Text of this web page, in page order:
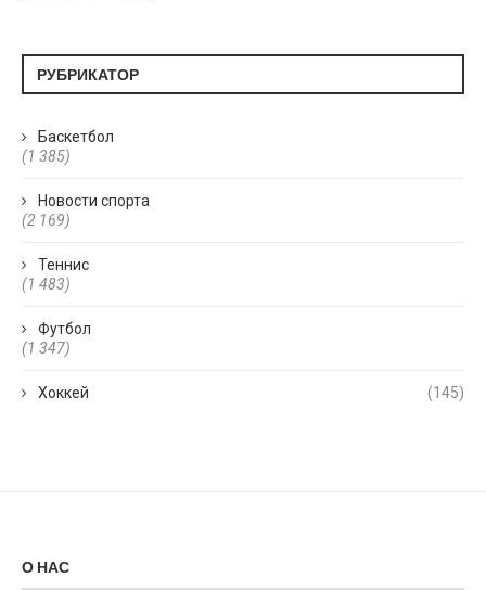
РУБРИКАТОР
Баскетбол
(1 385)
Новости спорта
(2 169)
Теннис
(1 483)
Футбол
(1 347)
Хоккей (145)
О НАС